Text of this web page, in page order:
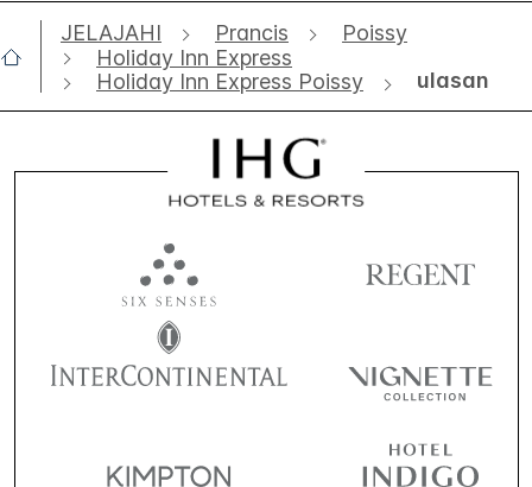
JELAJAHI Prancis
Poissy
Holiday Inn Express
Holiday Inn Express Poissy
ulasan